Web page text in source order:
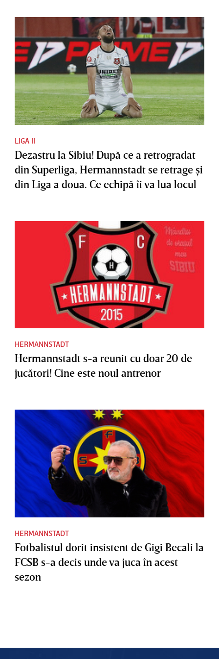
LIGA II
Dezastru la Sibiu! După ce a retrogradat
din Superliga, Hermannstadt se retrage şi
din Liga a doua. Ce echipă îi va lua locul
HERMANNSTADT
Hermannstadt s-a reunit cu doar 20 de
jucători! Cine este noul antrenor
HERMANNSTADT
Fotbalistul dorit insistent de Gigi Becali la
FCSB s-a decis unde va juca în acest
sezon